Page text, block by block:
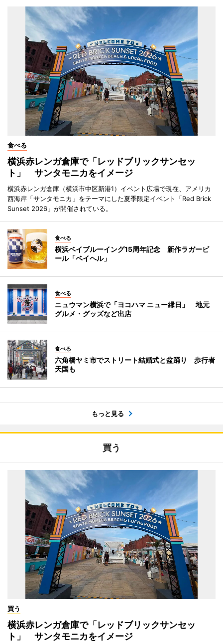
食べる
横浜赤レンガ倉庫で「レッドブリックサンセッ
ト」 サンタモニカをイメージ
横浜赤レンガ倉庫（横浜市中区新港1）イベント広場で現在、アメリカ
西海岸「サンタモニカ」をテーマにした夏季限定イベント「Red Brick
Sunset 2026」が開催されている。
食べる
横浜ベイブルーイング15周年記念 新作ラガービ
ール「ベイヘル」
食べる
ニュウマン横浜で「ヨコハマ ニュー縁日」 地元
グルメ・グッズなど出店
食べる
六角橋ヤミ市でストリート結婚式と盆踊り 歩行者
天国も
もっと見る
買う
買う
横浜赤レンガ倉庫で「レッドブリックサンセッ
ト」 サンタモニカをイメージ